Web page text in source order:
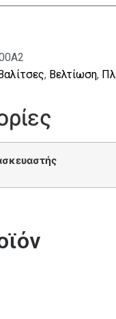
, Βελτίωση,